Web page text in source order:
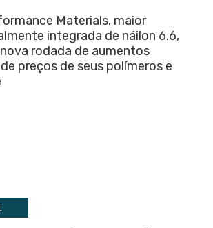
Materials, maior
integrada de náilon 6.6,
rodada de aumentos
preços de seus polímeros e